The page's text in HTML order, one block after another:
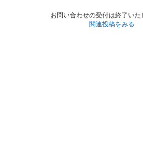
お問い合わせの受付は終了いた
関連投稿をみる